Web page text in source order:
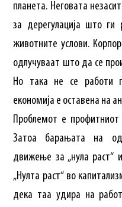
планета. Неговата
за дерегулација што
животните услови.
одлучуваат што да се
Но така не се работи
економија е оставена на
Проблемот е
Затоа барањата на
движење за „нула раст“
„Нулта раст“ во
дека таа удира на